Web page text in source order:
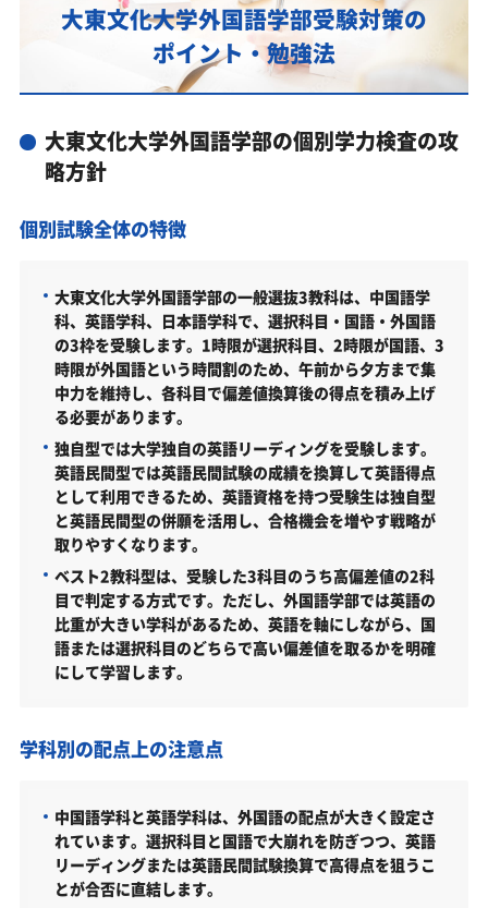
大東文化大学外国語学部受験対策の
ポイント・勉強法
大東文化大学外国語学部の個別学力検査の攻
略方針
個別試験全体の特徴
大東文化大学外国語学部の一般選抜3教科は、中国語学
科、英語学科、日本語学科で、選択科目・国語・外国語
の3枠を受験します。1時限が選択科目、2時限が国語、3
時限が外国語という時間割のため、午前から夕方まで集
中力を維持し、各科目で偏差値換算後の得点を積み上げ
る必要があります。
独自型では大学独自の英語リーディングを受験します。
英語民間型では英語民間試験の成績を換算して英語得点
として利用できるため、英語資格を持つ受験生は独自型
と英語民間型の併願を活用し、合格機会を増やす戦略が
取りやすくなります。
ベスト2教科型は、受験した3科目のうち高偏差値の2科
目で判定する方式です。ただし、外国語学部では英語の
比重が大きい学科があるため、英語を軸にしながら、国
語または選択科目のどちらで高い偏差値を取るかを明確
にして学習します。
学科別の配点上の注意点
中国語学科と英語学科は、外国語の配点が大きく設定さ
れています。選択科目と国語で大崩れを防ぎつつ、英語
リーディングまたは英語民間試験換算で高得点を狙うこ
とが合否に直結します。